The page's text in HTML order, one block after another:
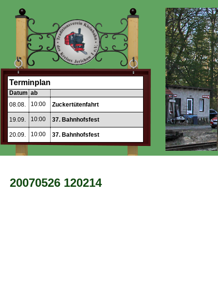
Terminplan
Datum ab
08.08.
10:00 Zuckertütenfahrt
19.09. 10:00 37. Bahnhofsfest
20.09. 10:00 37. Bahnhofsfest
20070526 120214